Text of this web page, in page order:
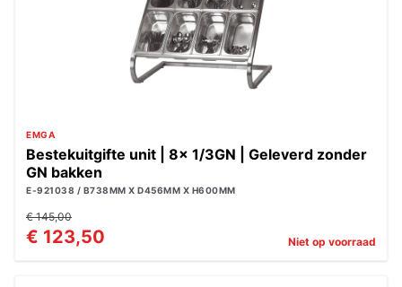
EMGA
Bestekuitgifte unit | 8x 1/3GN | Geleverd zonder
GN bakken
E-921038 / B738MM X D456MM X H600MM
€ 145,00
€ 123,50 Niet op voorraad